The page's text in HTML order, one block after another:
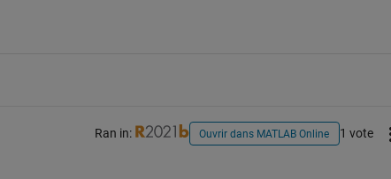
Ran in: Ouvrir dans MATLAB Online 1 vote